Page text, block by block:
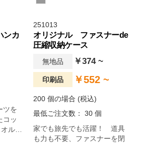
ンカ
ツを
コッ
ルで
251013
オリジナル ファスナーde
圧縮収納ケース
無地品 ￥374 ~
印刷品 ￥552 ~
200 個の場合 (税込)
最低ご注文数： 30 個
家でも旅先でも活躍！ 道具
も力も不要、ファスナーを閉